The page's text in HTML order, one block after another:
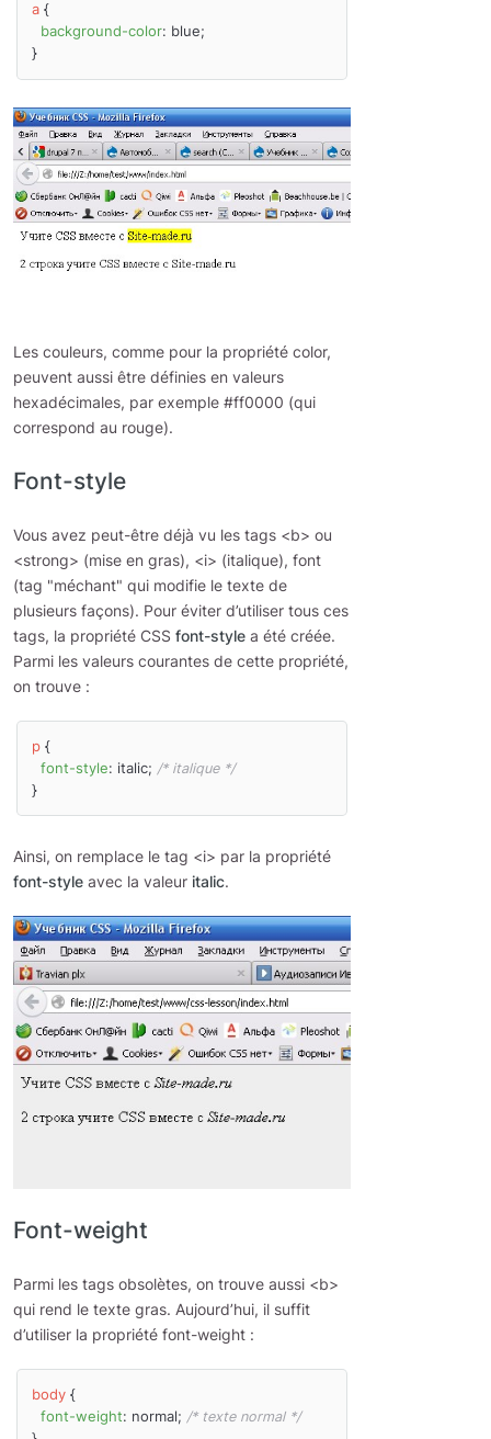
a {
background-color: blue;
}
Les couleurs, comme pour la propriété color,
peuvent aussi être définies en valeurs
hexadécimales, par exemple #ff0000 (qui
correspond au rouge).
Font-style
Vous avez peut-être déjà vu les tags <b> ou
<strong> (mise en gras), <i> (italique), font
(tag "méchant" qui modifie le texte de
plusieurs façons). Pour éviter d’utiliser tous ces
tags, la propriété CSS font-style a été créée.
Parmi les valeurs courantes de cette propriété,
on trouve :
p {
font-style: italic; /* italique */
}
Ainsi, on remplace le tag <i> par la propriété
font-style avec la valeur italic.
Font-weight
Parmi les tags obsolètes, on trouve aussi <b>
qui rend le texte gras. Aujourd’hui, il suffit
d’utiliser la propriété font-weight :
body {
font-weight: normal; /* texte normal */